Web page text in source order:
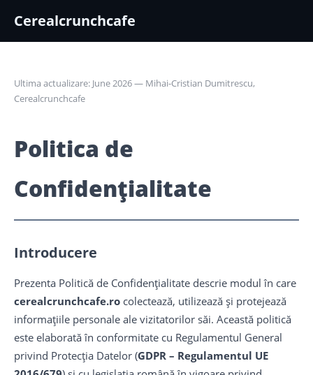
Cerealcrunchcafe
Ultima actualizare: June 2026 — Mihai-Cristian Dumitrescu,
Cerealcrunchcafe
Politica de
Confidențialitate
Introducere
Prezenta Politică de Confidențialitate descrie modul în care
cerealcrunchcafe.ro colectează, utilizează și protejează
informațiile personale ale vizitatorilor săi. Această politică
este elaborată în conformitate cu Regulamentul General
privind Protecția Datelor (GDPR – Regulamentul UE